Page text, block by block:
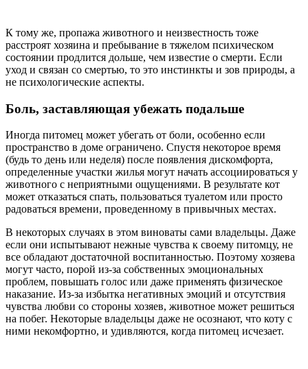
К тому же, пропажа животного и неизвестность тоже
расстроят хозяина и пребывание в тяжелом психическом
состоянии продлится дольше, чем известие о смерти. Если
уход и связан со смертью, то это инстинкты и зов природы, а
не психологические аспекты.
Боль, заставляющая убежать подальше
Иногда питомец может убегать от боли, особенно если
пространство в доме ограничено. Спустя некоторое время
(будь то день или неделя) после появления дискомфорта,
определенные участки жилья могут начать ассоциироваться у
животного с неприятными ощущениями. В результате кот
может отказаться спать, пользоваться туалетом или просто
радоваться времени, проведенному в привычных местах.
В некоторых случаях в этом виноваты сами владельцы. Даже
если они испытывают нежные чувства к своему питомцу, не
все обладают достаточной воспитанностью. Поэтому хозяева
могут часто, порой из-за собственных эмоциональных
проблем, повышать голос или даже применять физическое
наказание. Из-за избытка негативных эмоций и отсутствия
чувства любви со стороны хозяев, животное может решиться
на побег. Некоторые владельцы даже не осознают, что коту с
ними некомфортно, и удивляются, когда питомец исчезает.